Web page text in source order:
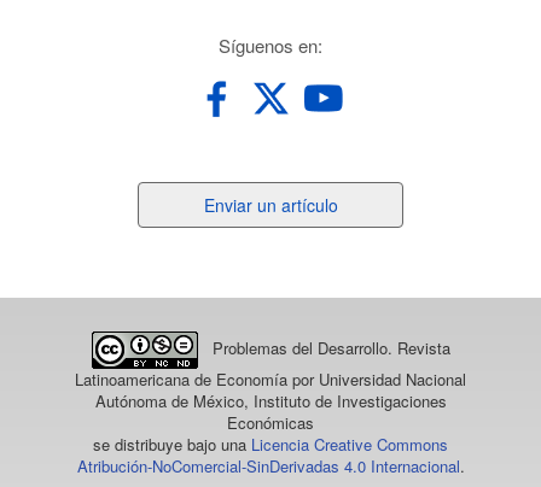
Síguenos en:
un
Enviar un artículo
Problemas del Desarrollo. Revista
Latinoamericana de Economía por Universidad Nacional
Autónoma de México, Instituto de Investigaciones
Económicas
se distribuye bajo una Licencia Creative Commons
Atribución-NoComercial-SinDerivadas 4.0 Internacional.